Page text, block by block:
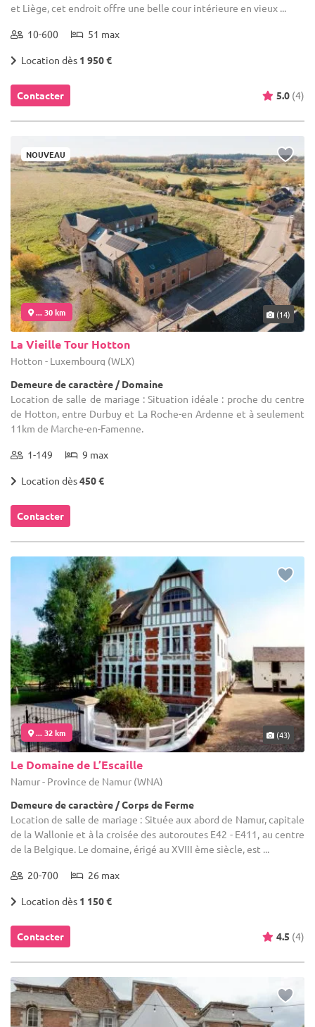
et Liège, cet endroit offre une belle cour intérieure en vieux ...
10-600 51 max
Location dès 1 950 €
Contacter 5.0 (4)
NOUVEAU
... 30 km (14)
La Vieille Tour Hotton
Hotton - Luxembourg (WLX)
Demeure de caractère / Domaine
Location de salle de mariage : Situation idéale : proche du centre
de Hotton, entre Durbuy et La Roche-en Ardenne et à seulement
11km de Marche-en-Famenne.
1-149 9 max
Location dès450 €
Contacter
... 32 km (43)
Le Domaine de L’Escaille
Namur - Province de Namur (WNA)
Demeure de caractère / Corps de Ferme
Location de salle de mariage : Située aux abord de Namur, capitale
de la Wallonie et à la croisée des autoroutes E42 - E411, au centre
de la Belgique. Le domaine, érigé au XVIII ème siècle, est ...
20-700 26 max
Location dès 1 150 €
Contacter 4.5 (4)